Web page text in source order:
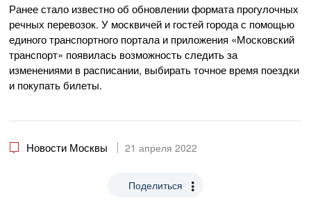
Ранее стало известно об обновлении формата прогулочных
речных перевозок. У москвичей и гостей города с помощью
единого транспортного портала и приложения «Московский
транспорт» появилась возможность следить за
изменениями в расписании, выбирать точное время поездки
и покупать билеты.
Новости Москвы 21 апреля 2022
Поделиться